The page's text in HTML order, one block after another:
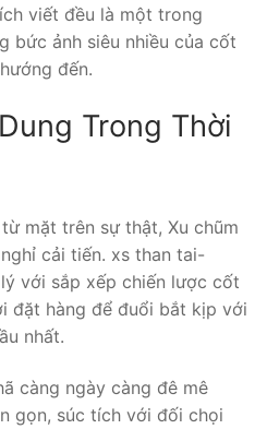
viết đều là một trong
bức ảnh siêu nhiều của cốt
đến.
Trong Thời
mặt trên sự thật, Xu chũm
cải tiến. xs than tai-
với sắp xếp chiến lược cốt
đặt hàng để đuổi bắt kịp với
nhất.
càng ngày càng đê mê
gọn, súc tích với đối chọi